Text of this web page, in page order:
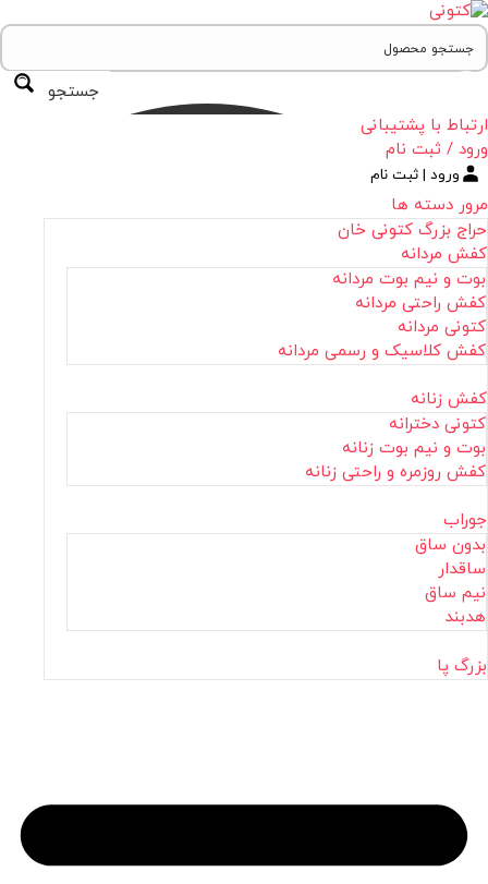
جستجو
ارتباط با پشتیبانی
ورود / ثبت نام
ورود | ثبت نام
مرور دسته ها
حراج بزرگ کتونی خان
کفش مردانه
بوت و نیم بوت مردانه
کفش راحتی مردانه
کتونی مردانه
کفش کلاسیک و رسمی مردانه
کفش زنانه
کتونی دخترانه
بوت و نیم بوت زنانه
کفش روزمره و راحتی زنانه
جوراب
بدون ساق
ساقدار
نیم ساق
هدبند
بزرگ پا